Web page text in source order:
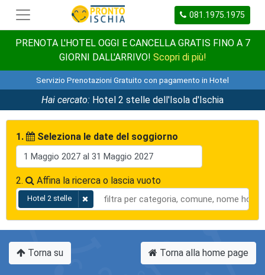
081.1975.1975
PRENOTA L'HOTEL OGGI E CANCELLA GRATIS FINO A 7
GIORNI DALL'ARRIVO! Scopri di più!
Servizio Prenotazioni Gratuito con pagamento in Hotel
Hai cercato: Hotel 2 stelle dell'Isola d'Ischia
1. Seleziona le date del soggiorno
2. Affina la ricerca o lascia vuoto
Hotel 2 stelle
Torna su Torna alla home page